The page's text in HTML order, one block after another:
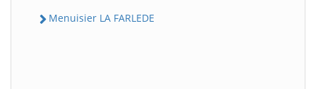
Menuisier LA FARLEDE